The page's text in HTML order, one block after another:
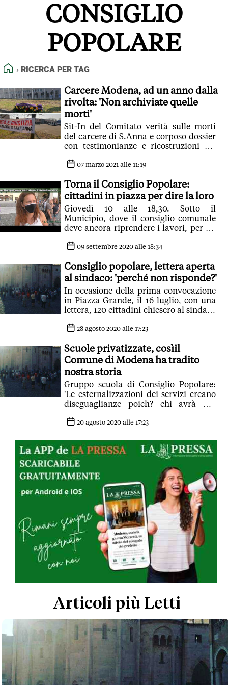
FEED RSS
NORMATIVE DEONTOLOGICHE
CONSIGLIO
POPOLARE
HOME
RICERCA PER TAG
Carcere Modena, ad un anno dalla
rivolta: 'Non archiviate quelle
morti'
Sit-In del Comitato verità sulle morti
del carcere di S.Anna e corposo dossier
con testimonianze e ricostruzioni sui
07 marzo 2021 alle 11:19
Torna il Consiglio Popolare:
cittadini in piazza per dire la loro
Giovedì 10 alle 18,30. Sotto il
Municipio, dove il consiglio comunale
deve ancora riprendere i lavori, per un
popolo'
09 settembre 2020 alle 18:34
Consiglio popolare, lettera aperta
al sindaco: 'perché non risponde?'
In occasione della prima convocazione
in Piazza Grande, il 16 luglio, con una
lettera, 120 cittadini chiesero al sindaco
28 agosto 2020 alle 17:23
Scuole privatizzate, cosìil
Comune di Modena ha tradito
nostra storia
Gruppo scuola di Consiglio Popolare:
'Le esternalizzazioni dei servizi creano
diseguaglianze poich? chi avrà più
servizi migliori'
20 agosto 2020 alle 17:23
Articoli più Letti